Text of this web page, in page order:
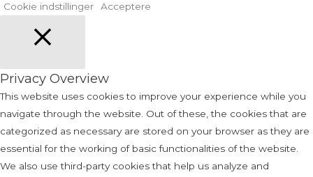
Cookie indstillinger Acceptere
Privacy Overview
This website uses cookies to improve your experience while you
navigate through the website. Out of these, the cookies that are
categorized as necessary are stored on your browser as they are
essential for the working of basic functionalities of the website.
We also use third-party cookies that help us analyze and